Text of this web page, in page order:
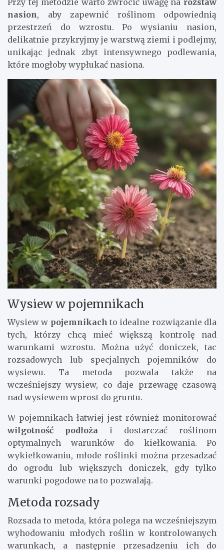
nasion, aby zapewnić roślinom odpowiednią
przestrzeń do wzrostu. Po wysianiu nasion,
delikatnie przykryjmy je warstwą ziemi i podlejmy,
unikając jednak zbyt intensywnego podlewania,
które mogłoby wypłukać nasiona.
Wysiew w pojemnikach
Wysiew w pojemnikach to idealne rozwiązanie dla
tych, którzy chcą mieć większą kontrolę nad
warunkami wzrostu. Można użyć doniczek, tac
rozsadowych lub specjalnych pojemników do
wysiewu. Ta metoda pozwala także na
wcześniejszy wysiew, co daje przewagę czasową
nad wysiewem wprost do gruntu.
W pojemnikach łatwiej jest również monitorować
wilgotność podłoża i dostarczać roślinom
optymalnych warunków do kiełkowania. Po
wykiełkowaniu, młode roślinki można przesadzać
do ogrodu lub większych doniczek, gdy tylko
warunki pogodowe na to pozwalają.
Metoda rozsady
Rozsada to metoda, która polega na wcześniejszym
wyhodowaniu młodych roślin w kontrolowanych
warunkach, a następnie przesadzeniu ich do